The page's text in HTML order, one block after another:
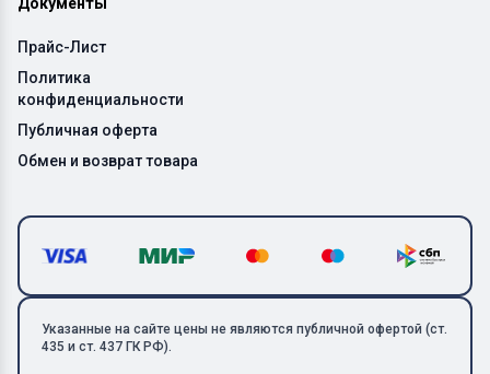
Прайс-Лист
Политика
конфиденциальности
Публичная оферта
Обмен и возврат товара
Указанные на сайте цены не являются публичной офертой (ст.
435 и ст. 437 ГК РФ).